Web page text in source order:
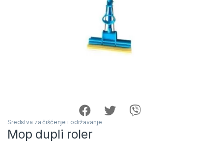
Sredstva za čišćenje i održavanje
Mop dupli roler